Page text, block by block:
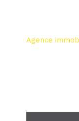
Agence